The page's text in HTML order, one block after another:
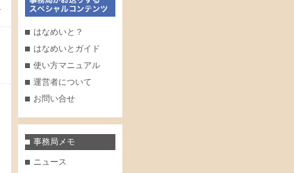
はなめいと？
はなめいとガイド
使い方マニュアル
運営者について
お問い合せ
事務局メモ
ニュース